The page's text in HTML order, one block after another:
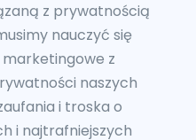
z prywatnością
nauczyć się
z
naszych
i troska o
i najtrafniejszych